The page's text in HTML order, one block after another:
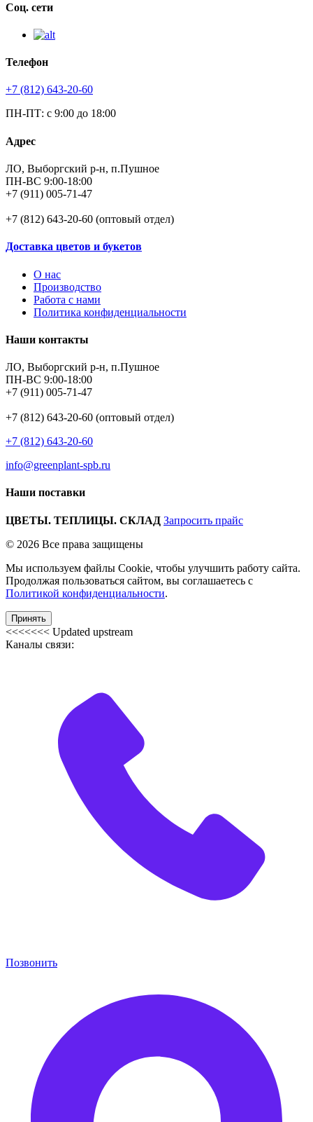
Соц. сети
Телефон
+7 (812) 643-20-60
ПН-ПТ: с 9:00 до 18:00
Адрес
ЛО, Выборгский р-н, п.Пушное
ПН-ВС 9:00-18:00
+7 (911) 005-71-47
+7 (812) 643-20-60 (оптовый отдел)
Доставка цветов и букетов
О нас
Производство
Работа с нами
Политика конфиденциальности
Наши контакты
ЛО, Выборгский р-н, п.Пушное
ПН-ВС 9:00-18:00
+7 (911) 005-71-47
+7 (812) 643-20-60 (оптовый отдел)
+7 (812) 643-20-60
info@greenplant-spb.ru
Наши поставки
ЦВЕТЫ. ТЕПЛИЦЫ. СКЛАД Запросить прайс
© 2026 Все права защищены
Мы используем файлы Cookie, чтобы улучшить работу сайта.
Продолжая пользоваться сайтом, вы соглашаетесь с
Политикой конфиденциальности.
Принять
<<<<<<< Updated upstream
Каналы связи:
Позвонить